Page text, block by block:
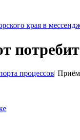
процессов| Приём